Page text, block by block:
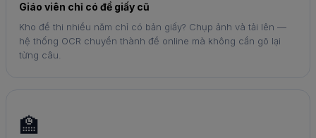
Giáo viên chỉ có đề giấy cũ
Kho đề thi nhiều năm chỉ có bản giấy? Chụp ảnh và tải lên —
hệ thống OCR chuyển thành đề online mà không cần gõ lại
từng câu.
🏫